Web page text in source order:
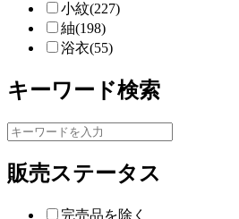
小紋(227)
紬(198)
浴衣(55)
キーワード検索
販売ステータス
完売品を除く